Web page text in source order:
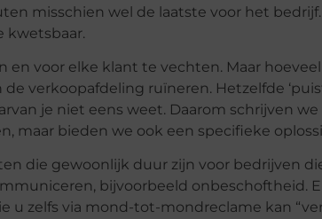
misschien wel de laatste voor het
kwetsbaar.
voor elke klant te vechten. Maar
verkoopafdeling ruïneren. Hetzelfde
je niet eens weet. Daarom schrijven
maar bieden we ook een specifieke
die gewoonlijk duur zijn voor bedrijven
bijvoorbeeld onbeschoftheid.
zelfs via mond-tot-mondreclame kan